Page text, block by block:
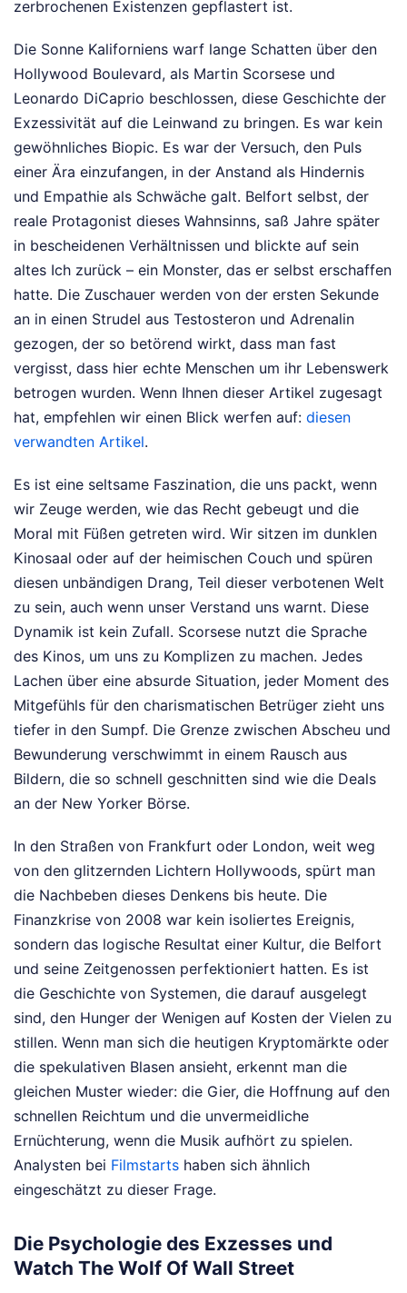
zerbrochenen Existenzen gepflastert ist.
Die Sonne Kaliforniens warf lange Schatten über den
Hollywood Boulevard, als Martin Scorsese und
Leonardo DiCaprio beschlossen, diese Geschichte der
Exzessivität auf die Leinwand zu bringen. Es war kein
gewöhnliches Biopic. Es war der Versuch, den Puls
einer Ära einzufangen, in der Anstand als Hindernis
und Empathie als Schwäche galt. Belfort selbst, der
reale Protagonist dieses Wahnsinns, saß Jahre später
in bescheidenen Verhältnissen und blickte auf sein
altes Ich zurück – ein Monster, das er selbst erschaffen
hatte. Die Zuschauer werden von der ersten Sekunde
an in einen Strudel aus Testosteron und Adrenalin
gezogen, der so betörend wirkt, dass man fast
vergisst, dass hier echte Menschen um ihr Lebenswerk
betrogen wurden. Wenn Ihnen dieser Artikel zugesagt
hat, empfehlen wir einen Blick werfen auf: diesen
verwandten Artikel.
Es ist eine seltsame Faszination, die uns packt, wenn
wir Zeuge werden, wie das Recht gebeugt und die
Moral mit Füßen getreten wird. Wir sitzen im dunklen
Kinosaal oder auf der heimischen Couch und spüren
diesen unbändigen Drang, Teil dieser verbotenen Welt
zu sein, auch wenn unser Verstand uns warnt. Diese
Dynamik ist kein Zufall. Scorsese nutzt die Sprache
des Kinos, um uns zu Komplizen zu machen. Jedes
Lachen über eine absurde Situation, jeder Moment des
Mitgefühls für den charismatischen Betrüger zieht uns
tiefer in den Sumpf. Die Grenze zwischen Abscheu und
Bewunderung verschwimmt in einem Rausch aus
Bildern, die so schnell geschnitten sind wie die Deals
an der New Yorker Börse.
In den Straßen von Frankfurt oder London, weit weg
von den glitzernden Lichtern Hollywoods, spürt man
die Nachbeben dieses Denkens bis heute. Die
Finanzkrise von 2008 war kein isoliertes Ereignis,
sondern das logische Resultat einer Kultur, die Belfort
und seine Zeitgenossen perfektioniert hatten. Es ist
die Geschichte von Systemen, die darauf ausgelegt
sind, den Hunger der Wenigen auf Kosten der Vielen zu
stillen. Wenn man sich die heutigen Kryptomärkte oder
die spekulativen Blasen ansieht, erkennt man die
gleichen Muster wieder: die Gier, die Hoffnung auf den
schnellen Reichtum und die unvermeidliche
Ernüchterung, wenn die Musik aufhört zu spielen.
Analysten bei Filmstarts haben sich ähnlich
eingeschätzt zu dieser Frage.
Die Psychologie des Exzesses und
Watch The Wolf Of Wall Street